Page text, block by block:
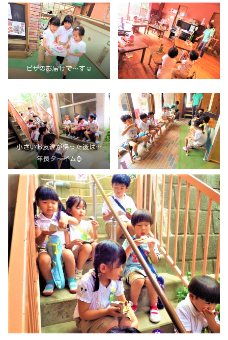
ピザのお届けで～す☺
小さいお友達が帰った後は…
年長タ～イム⌚